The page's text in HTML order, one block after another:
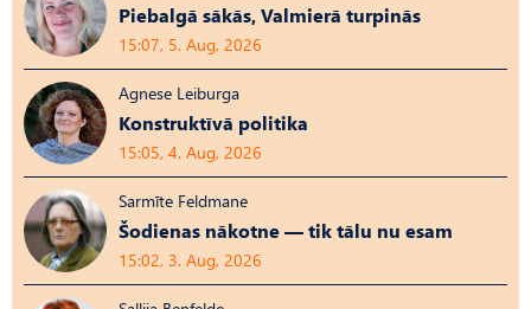
Piebalgā sākās, Valmierā turpinās
15:07, 5. Aug, 2026
Agnese Leiburga
Konstruktīvā politika
15:05, 4. Aug, 2026
Sarmīte Feldmane
Šodienas nākotne — tik tālu nu esam
15:02, 3. Aug, 2026